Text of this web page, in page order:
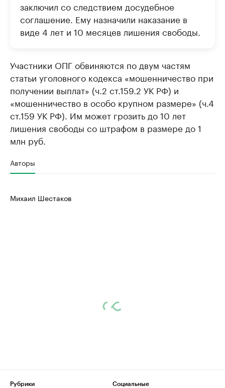
заключил со следствием досудебное
соглашение. Ему назначили наказание в
виде 4 лет и 10 месяцев лишения свободы.
Участники ОПГ обвиняются по двум частям
статьи уголовного кодекса «мошенничество при
получении выплат» (ч.2 ст.159.2 УК РФ) и
«мошенничество в особо крупном размере» (ч.4
ст.159 УК РФ). Им может грозить до 10 лет
лишения свободы со штрафом в размере до 1
млн руб.
Авторы
Михаил Шестаков
Рубрики
Социальные